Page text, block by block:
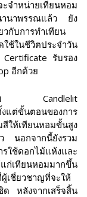
ำหน่ายเทียนหอม
านาพรรณแล้ว ยัง
วกับการทำเทียน
ช้ในชีวิตประจำวัน
Certificate รับรอง
อีกด้วย
กรรม Candlelit
แต่ขั้นตอนของการ
ให้เทียนหอมขั้นสูง
นอกจากนี้ยังรวม
ใช้ดอกไม้แห้งและ
ก่เทียนหอมมากขึ้น
เชี่ยวชาญที่จะให้
ด หลังจากเสร็จสิ้น